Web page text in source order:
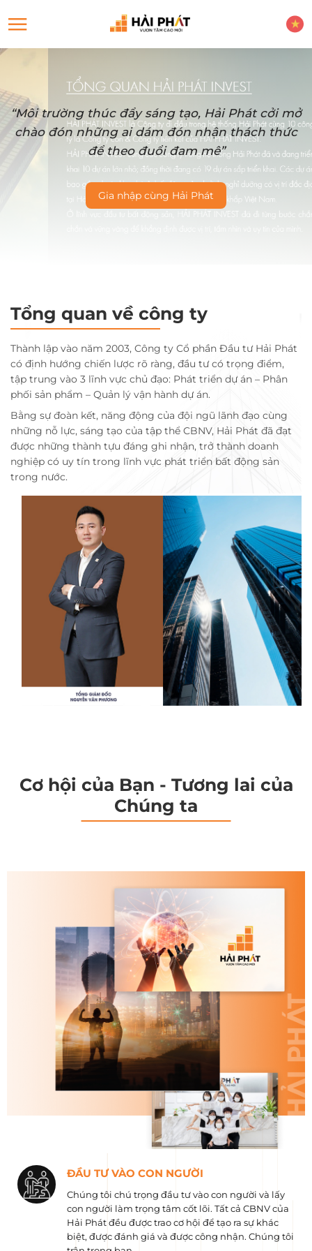
“Môi trường thúc đẩy sáng tạo, Hải Phát cởi mở
chào đón những ai dám đón nhận thách thức
để theo đuổi đam mê”
Gia nhập cùng Hải Phát
Tổng quan về công ty
Thành lập vào năm 2003, Công ty Cổ phần Đầu tư Hải Phát
có định hướng chiến lược rõ ràng, đầu tư có trọng điểm,
tập trung vào 3 lĩnh vực chủ đạo: Phát triển dự án – Phân
phối sản phẩm – Quản lý vận hành dự án.
Bằng sự đoàn kết, năng động của đội ngũ lãnh đạo cùng
những nỗ lực, sáng tạo của tập thể CBNV, Hải Phát đã đạt
được những thành tựu đáng ghi nhận, trở thành doanh
nghiệp có uy tín trong lĩnh vực phát triển bất động sản
trong nước.
Cơ hội của Bạn - Tương lai của
Chúng ta
ĐẦU TƯ VÀO CON NGƯỜI
Chúng tôi chú trọng đầu tư vào con người và lấy
con người làm trọng tâm cốt lõi. Tất cả CBNV của
Hải Phát đều được trao cơ hội để tạo ra sự khác
biệt, được đánh giá và được công nhận. Chúng tôi